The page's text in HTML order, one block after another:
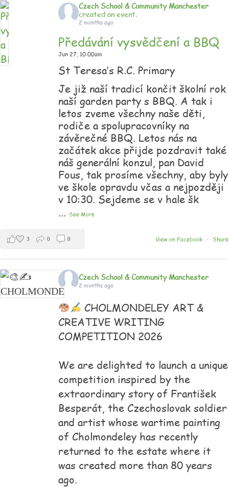
Czech School & Community Manchester
created an event.
2 months ago
Předávání vysvědčení a BBQ
Jun 27, 10:00am
St Teresa’s R.C. Primary
Je již naší tradicí končit školní rok
naší garden party s BBQ. A tak i
letos zveme všechny naše děti,
rodiče a spolupracovníky na
závěrečné BBQ. Letos nás na
začátek akce přijde pozdravit také
náš generální konzul, pan David
Fous, tak prosíme všechny, aby byly
ve škole opravdu včas a nejpozději
v 10:30. Sejdeme se v hale šk
... See More
View on Facebook · Share
3 0 0
Czech School & Community Manchester
2 months ago
CHOLMONDELEY ART &
CREATIVE WRITING
COMPETITION 2026
We are delighted to launch a unique
competition inspired by the
extraordinary story of František
Besperát, the Czechoslovak soldier
and artist whose wartime painting
of Cholmondeley has recently
returned to the estate where it
was created more than 80 years
ago.